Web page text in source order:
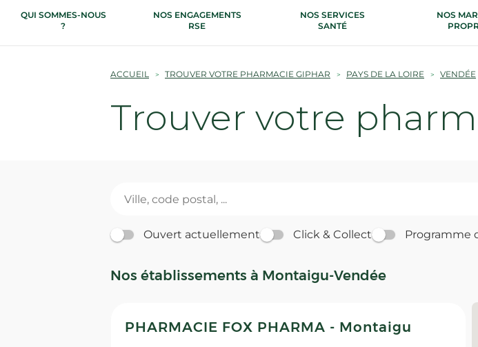
QUI SOMMES-NOUS
?
NOS ENGAGEMENTS
RSE
NOS SERVICES
SANTÉ
NOS
ACCUEIL TROUVER VOTRE PHARMACIE GIPHAR PAYS DE LA LOIRE VENDÉE
Trouver votre
Ouvert actuellement Click & Collect Programme
Nos établissements à Montaigu-Vendée
PHARMACIE FOX PHARMA - Montaigu